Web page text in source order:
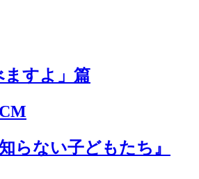
ますよ」篇
らない子どもたち』